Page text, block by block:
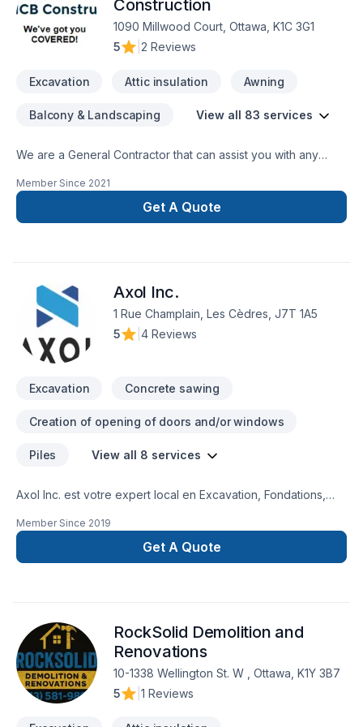
Construction
1090 Millwood Court, Ottawa, K1C 3G1
5
2 Reviews
Excavation Attic insulation Awning
Balcony & Landscaping View all 83 services
We are a General Contractor that can assist you with any
Member Since 2021
Get A Quote
Axol Inc.
1 Rue Champlain, Les Cèdres, J7T 1A5
5
4 Reviews
Excavation Concrete sawing
Creation of opening of doors and/or windows
Piles View all 8 services
Axol Inc. est votre expert local en Excavation, Fondations,
Ontario,Laurentides,Laval,Montérégie,Montréal,Outaouais,
combinant expérience, innovation et rigueur. Notre équipe
expérimentée vous accompagne à chaque étape, avec des
service d'exception, centré sur vos besoins et vos
aspirations.
Member Since 2019
Get A Quote
RockSolid Demolition and
Renovations
10-1338 Wellington St. W , Ottawa, K1Y 3B7
5
1 Reviews